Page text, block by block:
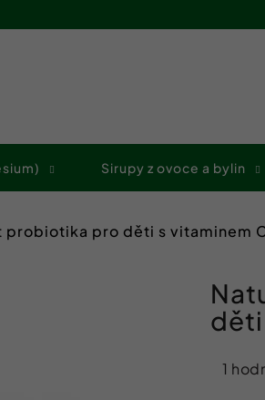
Sirupy z ovoce a bylin
pro děti s vitaminem
1
děti
HLEDAT